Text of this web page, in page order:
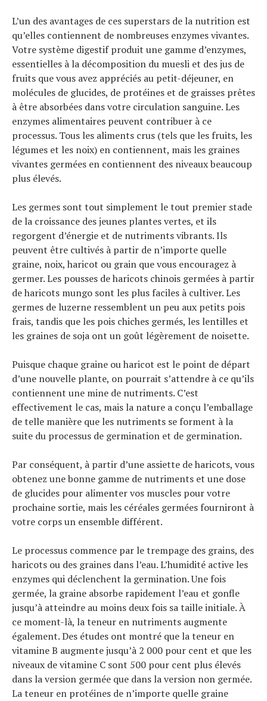
L’un des avantages de ces superstars de la nutrition est
qu’elles contiennent de nombreuses enzymes vivantes.
Votre système digestif produit une gamme d’enzymes,
essentielles à la décomposition du muesli et des jus de
fruits que vous avez appréciés au petit-déjeuner, en
molécules de glucides, de protéines et de graisses prêtes
à être absorbées dans votre circulation sanguine. Les
enzymes alimentaires peuvent contribuer à ce
processus. Tous les aliments crus (tels que les fruits, les
légumes et les noix) en contiennent, mais les graines
vivantes germées en contiennent des niveaux beaucoup
plus élevés.
Les germes sont tout simplement le tout premier stade
de la croissance des jeunes plantes vertes, et ils
regorgent d’énergie et de nutriments vibrants. Ils
peuvent être cultivés à partir de n’importe quelle
graine, noix, haricot ou grain que vous encouragez à
germer. Les pousses de haricots chinois germées à partir
de haricots mungo sont les plus faciles à cultiver. Les
germes de luzerne ressemblent un peu aux petits pois
frais, tandis que les pois chiches germés, les lentilles et
les graines de soja ont un goût légèrement de noisette.
Puisque chaque graine ou haricot est le point de départ
d’une nouvelle plante, on pourrait s’attendre à ce qu’ils
contiennent une mine de nutriments. C’est
effectivement le cas, mais la nature a conçu l’emballage
de telle manière que les nutriments se forment à la
suite du processus de germination et de germination.
Par conséquent, à partir d’une assiette de haricots, vous
obtenez une bonne gamme de nutriments et une dose
de glucides pour alimenter vos muscles pour votre
prochaine sortie, mais les céréales germées fourniront à
votre corps un ensemble différent.
Le processus commence par le trempage des grains, des
haricots ou des graines dans l’eau. L’humidité active les
enzymes qui déclenchent la germination. Une fois
germée, la graine absorbe rapidement l’eau et gonfle
jusqu’à atteindre au moins deux fois sa taille initiale. À
ce moment-là, la teneur en nutriments augmente
également. Des études ont montré que la teneur en
vitamine B augmente jusqu’à 2 000 pour cent et que les
niveaux de vitamine C sont 500 pour cent plus élevés
dans la version germée que dans la version non germée.
La teneur en protéines de n’importe quelle graine